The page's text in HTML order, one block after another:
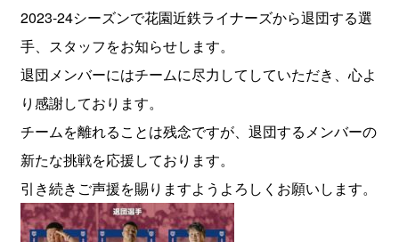
2023-24シーズンで花園近鉄ライナーズから退団する選
手、スタッフをお知らせします。
退団メンバーにはチームに尽力してしていただき、心よ
り感謝しております。
チームを離れることは残念ですが、退団するメンバーの
新たな挑戦を応援しております。
引き続きご声援を賜りますようよろしくお願いします。